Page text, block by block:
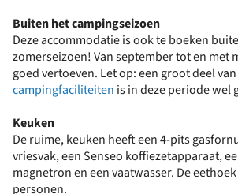
Buiten het campingseizoen
Deze accommodatie is ook te boeken
zomerseizoen! Van september tot en met
goed vertoeven. Let op: een groot deel
campingfaciliteiten is in deze periode wel
Keuken
De ruime, keuken heeft een 4-pits
vriesvak, een Senseo koffiezetapparaat,
magnetron en een vaatwasser. De
personen.